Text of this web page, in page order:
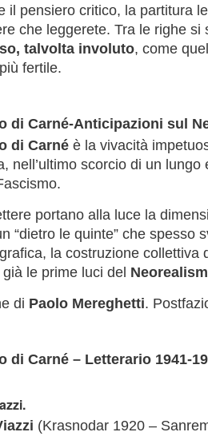
il pensiero critico, la partitura
che leggerete. Tra le righe si
talvolta involuto, come
fertile.
di Carné-Anticipazioni sul
di Carné è la vivacità
nell’ultimo scorcio di un
portano alla luce la
“dietro le quinte” che spesso
la costruzione collettiva
le prime luci del
di Paolo Mereghetti.
di Carné – Letterario 1941-
(Krasnodar 1920 –